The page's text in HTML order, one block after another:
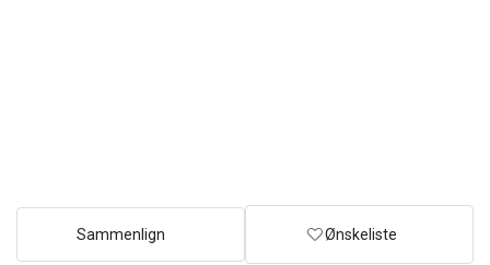
Sammenlign Ønskeliste